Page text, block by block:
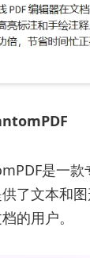
是一款
了文本和
的用户。